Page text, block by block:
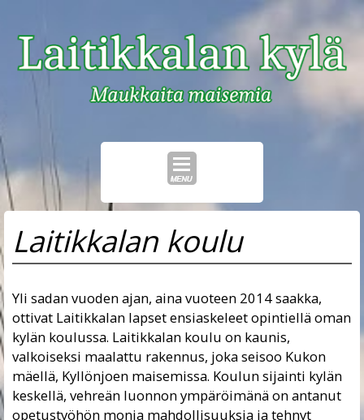
Skip
to
content
Laitikkalan koulu
Yli sadan vuoden ajan, aina vuoteen 2014 saakka,
ottivat Laitikkalan lapset ensiaskeleet opintiellä oman
kylän koulussa. Laitikkalan koulu on kaunis,
valkoiseksi maalattu rakennus, joka seisoo Kukon
mäellä, Kyllönjoen maisemissa. Koulun sijainti kylän
keskellä, vehreän luonnon ympäröimänä on antanut
opetustyöhön monia mahdollisuuksia ja tehnyt